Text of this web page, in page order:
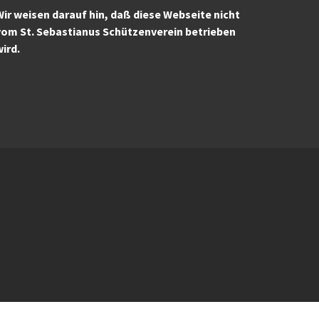
weisen darauf hin, daß diese Webseite nicht
St. Sebastianus Schützenverein betrieben